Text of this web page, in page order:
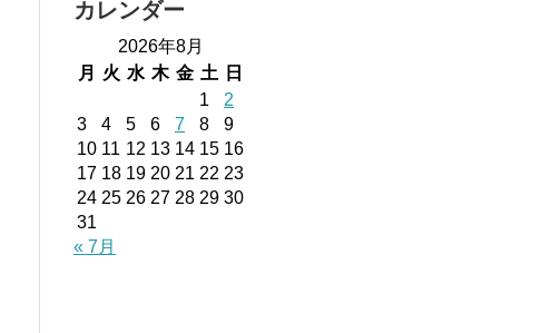
カレンダー
2026年8月
月
火 水 木 金 土
日
1
2
3
4 5 6 7 8
9
10 11 12 13 14 15 16
17 18 19 20 21 22 23
24 25 26 27 28 29 30
31
« 7月